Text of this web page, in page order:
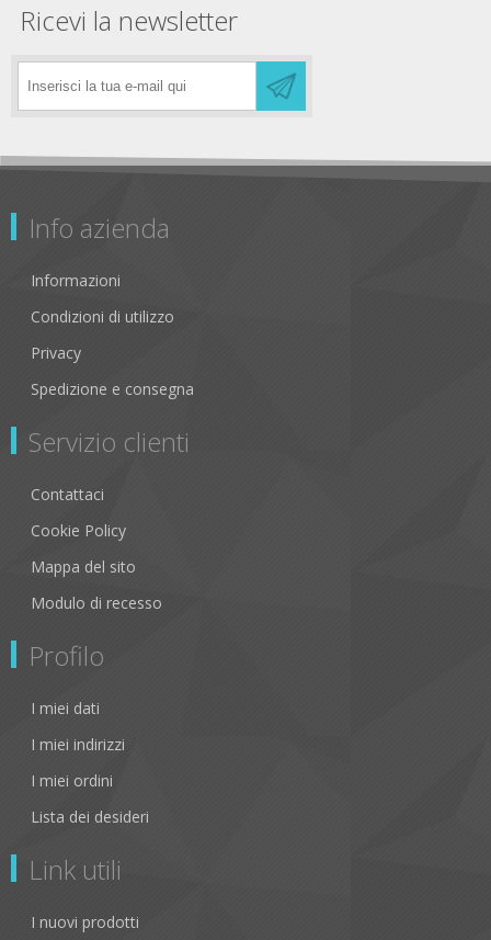
Ricevi la newsletter
Info azienda
Informazioni
Condizioni di utilizzo
Privacy
Spedizione e consegna
Servizio clienti
Contattaci
Cookie Policy
Mappa del sito
Modulo di recesso
Profilo
I miei dati
I miei indirizzi
I miei ordini
Lista dei desideri
Link utili
I nuovi prodotti